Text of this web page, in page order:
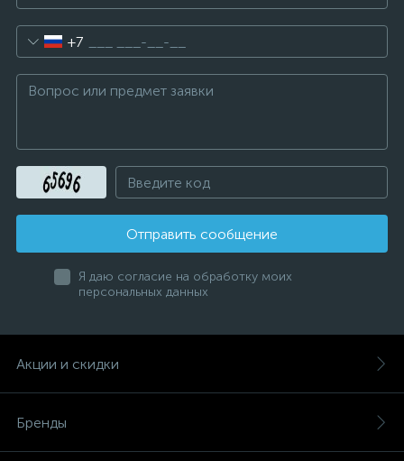
+7
Отправить сообщение
Я даю согласие на обработку моих
персональных данных
Акции и скидки
Бренды